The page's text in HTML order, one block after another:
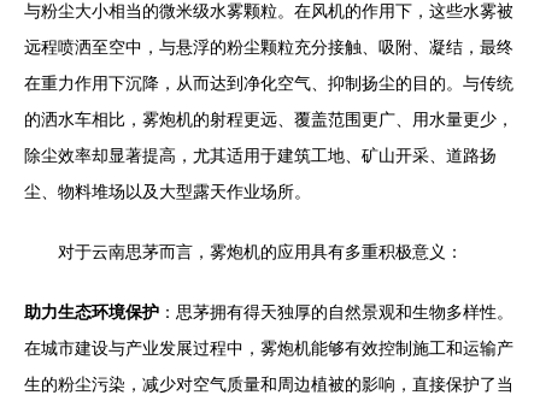
与粉尘大小相当的微米级水雾颗粒。在风机的作用下，这些水雾被
远程喷洒至空中，与悬浮的粉尘颗粒充分接触、吸附、凝结，最终
在重力作用下沉降，从而达到净化空气、抑制扬尘的目的。与传统
的洒水车相比，雾炮机的射程更远、覆盖范围更广、用水量更少，
除尘效率却显著提高，尤其适用于建筑工地、矿山开采、道路扬
尘、物料堆场以及大型露天作业场所。
对于云南思茅而言，雾炮机的应用具有多重积极意义：
助力生态环境保护 ：思茅拥有得天独厚的自然景观和生物多样性。
在城市建设与产业发展过程中，雾炮机能够有效控制施工和运输产
生的粉尘污染，减少对空气质量和周边植被的影响，直接保护了当